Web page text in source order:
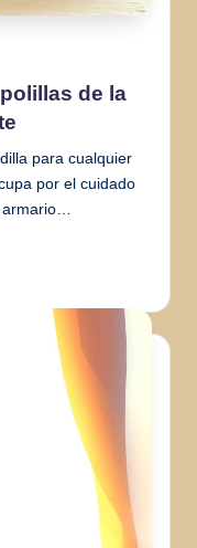
de la
para cualquier
por el cuidado